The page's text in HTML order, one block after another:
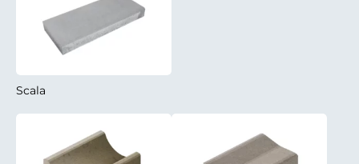
Scala